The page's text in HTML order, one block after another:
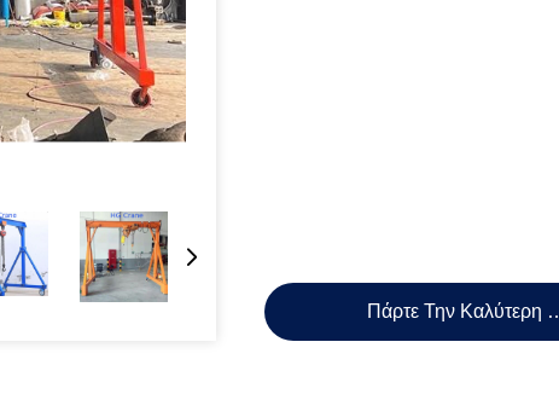
Πάρτε Την Καλύτερη